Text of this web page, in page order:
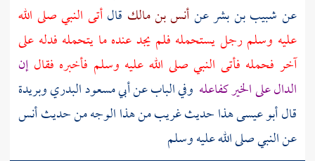
عن شبيب بن بشرعنأنس بن مالك قالأتى النبي صلى الله
عليه وسلم رجل يستحمله فلم يجد عنده ما يتحمله فدله على
آخر فحمله فأتى النبي صلى الله عليه وسلم فأخبره فقالإن
الدال على الخير كفاعله وفي الباب عن أبي مسعود البدري وبريدة
قال أبو عيسى هذا حديث غريب من هذا الوجه من حديثأنس
عن النبي صلى الله عليه وسلم